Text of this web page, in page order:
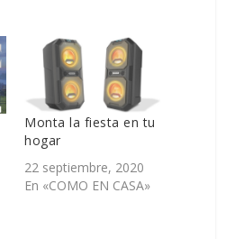
Monta la fiesta en tu
hogar
22 septiembre, 2020
En «COMO EN CASA»